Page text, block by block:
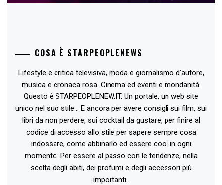
COSA È STARPEOPLENEWS
Lifestyle e critica televisiva, moda e giornalismo d'autore,
musica e cronaca rosa. Cinema ed eventi e mondanità.
Questo è STARPEOPLENEW.IT. Un portale, un web site
unico nel suo stile... E ancora per avere consigli sui film, sui
libri da non perdere, sui cocktail da gustare, per finire al
codice di accesso allo stile per sapere sempre cosa
indossare, come abbinarlo ed essere cool in ogni
momento. Per essere al passo con le tendenze, nella
scelta degli abiti, dei profumi e degli accessori più
importanti..